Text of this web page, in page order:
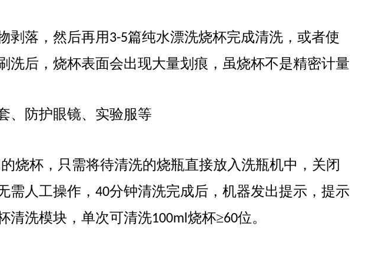
洗瓶机
瓶机
室洗瓶机
剥落，然后再用 3-5篇纯水漂洗烧杯完成清洗，或者使
洗后，烧杯表面会出现大量划痕，虽烧杯不是精密计量
、防护眼镜、实验服等
的烧杯，只需将待清洗的烧瓶直接放入洗瓶机中，关闭
需人工操作， 40分钟清洗完成后，机器发出提示，提示
清洗模块，单次可清洗100ml烧杯≥60位。